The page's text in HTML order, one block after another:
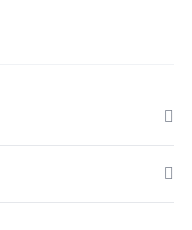
Bar, Trapez)